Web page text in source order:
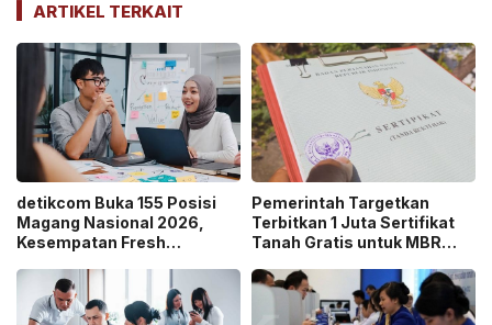
ARTIKEL TERKAIT
detikcom Buka 155 Posisi
Magang Nasional 2026,
Kesempatan Fresh
Media Digital!
Pemerintah Targetkan
Terbitkan 1 Juta Sertifikat
Tanah Gratis untuk MBR